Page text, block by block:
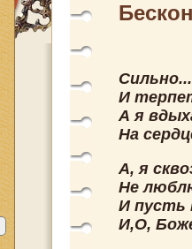
И
А я
На
А, я
Не
И пусть
И,О,